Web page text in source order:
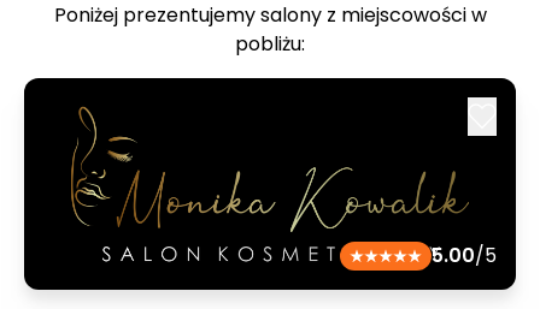
Poniżej prezentujemy salony z miejscowości w
pobliżu:
5.00/5